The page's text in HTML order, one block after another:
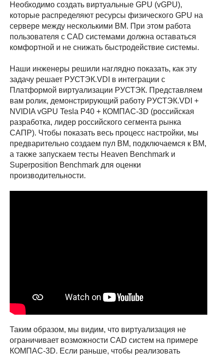
Необходимо создать виртуальные GPU (vGPU),
которые распределяют ресурсы физического GPU на
сервере между несколькими ВМ. При этом работа
пользователя с CAD системами должна оставаться
комфортной и не снижать быстродействие системы.
Наши инженеры решили наглядно показать, как эту
задачу решает РУСТЭК.VDI в интеграции с
Платформой виртуализации РУСТЭК. Представляем
вам ролик, демонстрирующий работу РУСТЭК.VDI +
NVIDIA vGPU Tesla P40 + КОМПАС-3D (российская
разработка, лидер российского сегмента рынка
САПР). Чтобы показать весь процесс настройки, мы
предварительно создаем пул ВМ, подключаемся к ВМ,
а также запускаем тесты Heaven Benchmark и
Superposition Benchmark для оценки
производительности.
Таким образом, мы видим, что виртуализация не
ограничивает возможности CAD систем на примере
КОМПАС-3D. Если раньше, чтобы реализовать